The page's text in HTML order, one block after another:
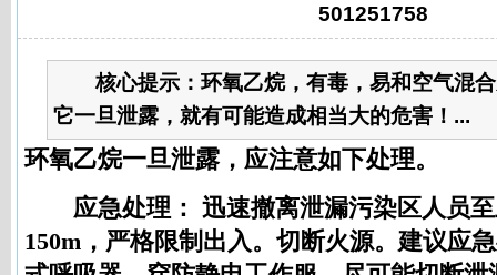
501251758
核心提示：环氧乙烷，有毒，易和空气混
它一旦泄露，就有可能造成相当大的危害！...
环氧乙烷一旦泄露，应注意如下处理。
应急处理： 迅速撤离泄漏污染区人员
150m，严格限制出入。切断火源。建议应